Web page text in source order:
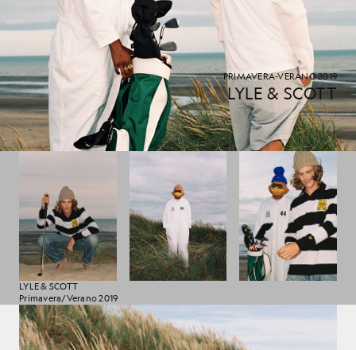
PRIMAVERA-VERANO 2019
LYLE & SCOTT
LYLE & SCOTT
Primavera/Verano 2019